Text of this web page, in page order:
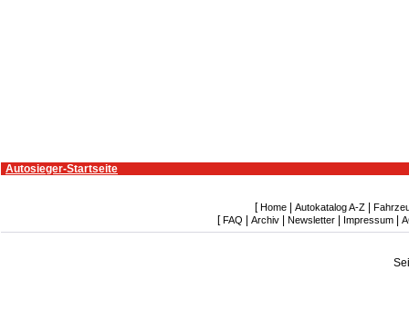
Autosieger-Startseite
[ Home| Autokatalog A-Z|
[ FAQ Archiv Newsletter Impressum